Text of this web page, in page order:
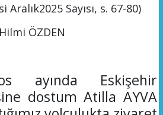
Aralık2025 Sayısı, s. 67-80)
Hilmi ÖZDEN
ayında Eskişehir
dostum Atilla AYVA